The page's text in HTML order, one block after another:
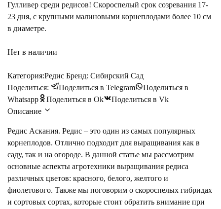
Гулливер среди редисов! Скороспелый срок созревания 17-
23 дня, с крупными малиновыми корнеплодами более 10 см
в диаметре.
Нет в наличии
Категория:Редис Бренд: Сибирский Сад
Поделиться:
Поделиться в Telegram
Поделиться в
Whatsapp
Поделиться в Ok
Поделиться в Vk
Описание
Редис Аскания. Редис – это один из самых популярных
корнеплодов. Отлично подходит для выращивания как в
саду, так и на огороде. В данной статье мы рассмотрим
основные аспекты агротехники выращивания редиса
различных цветов: красного, белого, желтого и
фиолетового. Также мы поговорим о скороспелых гибридах
и сортовых сортах, которые стоит обратить внимание при